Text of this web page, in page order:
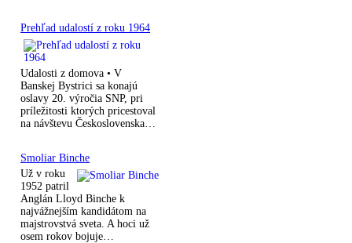
Prehľad udalostí z roku 1964
Udalosti z domova • V
Banskej Bystrici sa konajú
oslavy 20. výročia SNP, pri
príležitosti ktorých pricestoval
na návštevu Československa…
Smoliar Binche
Už v roku
1952 patril
Anglán Lloyd Binche k
najvážnejším kandidátom na
majstrovstvá sveta. A hoci už
osem rokov bojuje…